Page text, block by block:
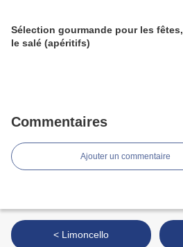
Sélection gourmande pour les fêtes,
le salé (apéritifs)
Commentaires
Ajouter un commentaire
< Limoncello